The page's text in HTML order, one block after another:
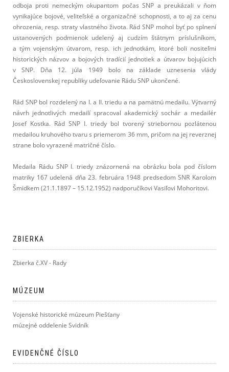
odboja proti nemeckým okupantom počas SNP a preukázali v ňom
vynikajúce bojové, veliteľské a organizačné schopnosti, a to aj za cenu
ohrozenia, resp. straty vlastného života. Rád SNP mohol byť po splnení
ustanovených podmienok udelený aj cudzím štátnym príslušníkom,
a tým vojenským útvarom, resp. ich jednotkám, ktoré boli nositeľmi
historických názvov a bojových tradícií jednotiek a útvarov bojujúcich
v SNP. Dňa 12. júla 1949 bolo na základe uznesenia vlády
Československej republiky udeľovanie Rádu SNP ukončené.
Rád SNP bol rozdelený na I. a II. triedu a na pamätnú medailu. Výtvarný
návrh jednotlivých medailí spracoval akademický sochár a medailér
Josef Kostka. Rád SNP I. triedy bol tvorený striebornou pozlátenou
medailou kruhového tvaru s priemerom 36 mm, pričom na jej reverznej
strane bolo vyrazené matričné číslo.
Medaila Rádu SNP I. triedy znázornená na obrázku bola pod číslom
matriky 167 udelená dňa 23. februára 1948 predsedom SNR Karolom
Šmidkem (21.1.1897 – 15.12.1952) nadporučíkovi Vasiľovi Mohoritovi.
ZBIERKA
Zbierka č.XV - Rady
MÚZEUM
Vojenské historické múzeum Piešťany
múzejné oddelenie Svidník
EVIDENČNÉ ČÍSLO